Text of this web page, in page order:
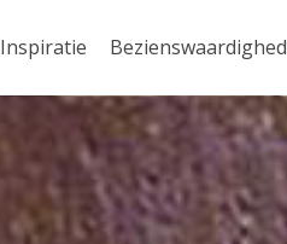
Inspiratie